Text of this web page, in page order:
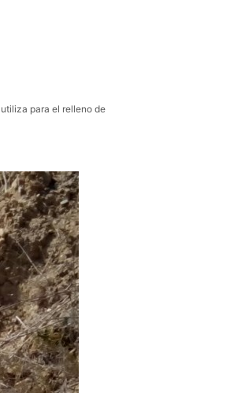
para el relleno de